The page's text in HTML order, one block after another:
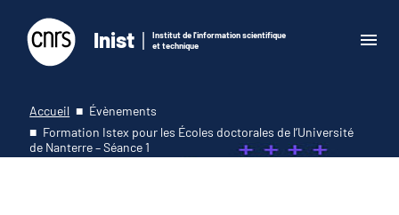
Inist
Institut de l'information scientifique
et technique
Accueil
Évènements
Formation Istex pour les Écoles doctorales de l’Université
de Nanterre – Séance 1